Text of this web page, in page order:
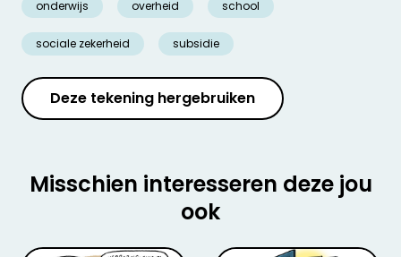
onderwijs overheid school
sociale zekerheid subsidie
Deze tekening hergebruiken
Misschien interesseren deze jou
ook